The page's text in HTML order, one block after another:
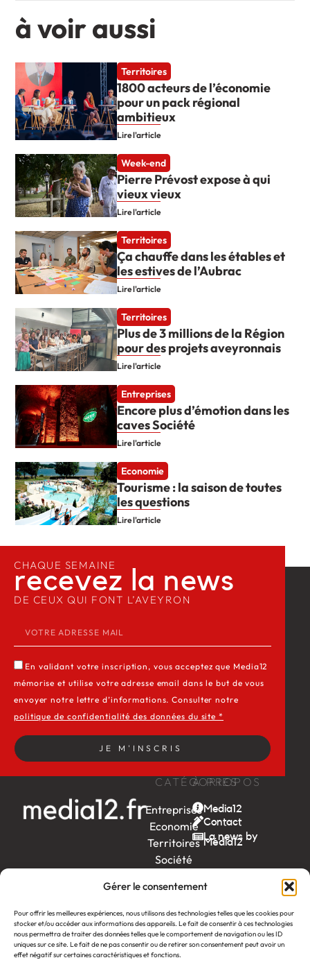
Gérer le consentement
Pour offrir les meilleures expériences, nous utilisons des technologies telles que les cookies pour
stocker et/ou accéder aux informations des appareils. Le fait de consentir à ces technologies
nous permettra de traiter des données telles que le comportement de navigation ou les ID
uniques sur ce site. Le fait de ne pas consentir ou de retirer son consentement peut avoir un
effet négatif sur certaines caractéristiques et fonctions.
à voir aussi
Territoires
1800 acteurs de l’économie
pour un pack régional
ambitieux
Lire l'article
Week-end
Pierre Prévost expose à qui
vieux vieux
Lire l'article
Territoires
Ça chauffe dans les étables et
les estives de l’Aubrac
Lire l'article
Territoires
Plus de 3 millions de la Région
pour des projets aveyronnais
Lire l'article
Entreprises
Encore plus d’émotion dans les
caves Société
Lire l'article
Economie
Tourisme : la saison de toutes
les questions
Lire l'article
CATÉGORIES
Entreprises
Economie
Territoires
Société
end
Ambition
by EDF
itw
by
À PROPOS
Media12
Contact
La news by
Média12
CHAQUE SEMAINE
recevez la news​
DE CEUX QUI FONT L’AVEYRON
En validant votre inscription, vous acceptez que Media12
mémorise et utilise votre adresse email dans le but de vous
envoyer notre lettre d’informations. Consulter notre
politique de confidentialité des données du site *
JE M'INSCRIS